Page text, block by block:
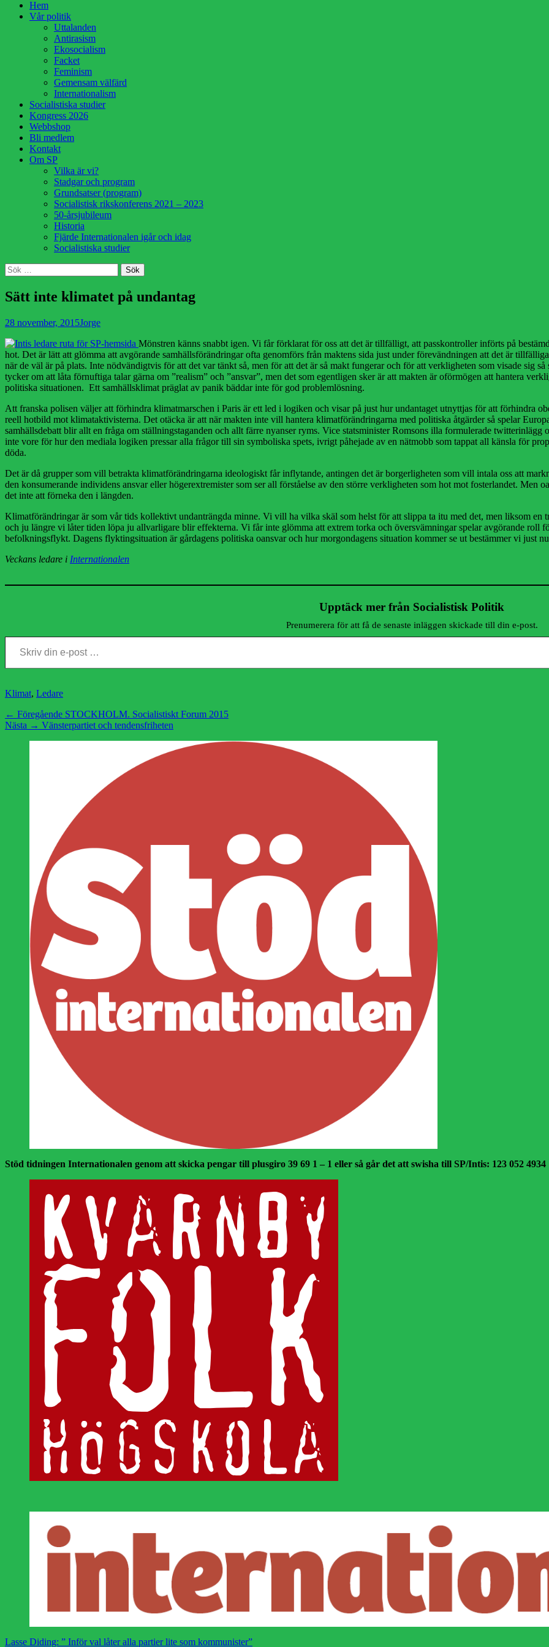
HoppaHem
Vår politik
Uttalanden
Antirasism
Ekosocialism
Facket
Feminism
Gemensam välfärd
Internationalism
Socialistiska studier
Kongress 2026
Webbshop
Bli medlem
Kontakt
Om SP
Vilka är vi?
Stadgar och program
Grundsatser (program)
Socialistisk rikskonferens 2021 – 2023
50-årsjubileum
Historia
Fjärde Internationalen igår och idag
Socialistiska studier
Sök
Sök
efter:
Sätt inte klimatet på undantag
Publicerad
28 november, 2015Författare
Jorge
Mönstren känns snabbt igen. Vi får förklarat för oss att det är tillfälligt, att passkontroller införts på
hot. Det är lätt att glömma att avgörande samhällsförändringar ofta genomförs från maktens sida just under förevändningen att det är
när de väl är på plats. Inte nödvändigtvis för att det var tänkt så, men för att det är så makt fungerar och för att verkligheten som visade sig
tycker om att låta förnuftiga talar gärna om ”realism” och ”ansvar”, men det som egentligen sker är att makten är oförmögen att hantera
politiska situationen. Ett samhällsklimat präglat av panik bäddar inte för god problemlösning.
Att franska polisen väljer att förhindra klimatmarschen i Paris är ett led i logiken och visar på just hur undantaget utnyttjas för att förhindra
reell hotbild mot klimataktivisterna. Det otäcka är att när makten inte vill hantera klimatförändringarna med politiska åtgärder så spelar
samhällsdebatt blir allt en fråga om ställningstaganden och allt färre nyanser ryms. Vice statsminister Romsons illa formulerade
inte vore för hur den mediala logiken pressar alla frågor till sin symboliska spets, ivrigt påhejade av en nätmobb som tappat all känsla för
döda.
Det är då grupper som vill betrakta klimatförändringarna ideologiskt får inflytande, antingen det är borgerligheten som vill intala oss att
den konsumerande individens ansvar eller högerextremister som ser all förståelse av den större verkligheten som hot mot fosterlandet. Men
det inte att förneka den i längden.
Klimatförändringar är som vår tids kollektivt undanträngda minne. Vi vill ha vilka skäl som helst för att slippa ta itu med det, men liksom en
och ju längre vi låter tiden löpa ju allvarligare blir effekterna. Vi får inte glömma att extrem torka och översvämningar spelar avgörande roll
befolkningsflykt. Dagens flyktingsituation är gårdagens politiska oansvar och hur morgondagens situation kommer se ut bestämmer vi just
Veckans ledare i Internationalen
Upptäck mer från Socialistisk Politik
Prenumerera för att få de senaste inläggen skickade till din e-post.
Skriv din e-post …
Kategorier
Klimat, Ledare
Inläggsnavigering
← Föregående Föregående
inlägg:
STOCKHOLM. Socialistiskt Forum 2015
Nästa → Nästa
Vänsterpartiet och tendensfriheten
Stöd tidningen Internationalen genom att skicka pengar till plusgiro 39 69 1 – 1 eller så går det att swisha till SP/Intis: 123 052 4934
Lasse Diding: ” Inför val låter alla partier lite som kommunister”